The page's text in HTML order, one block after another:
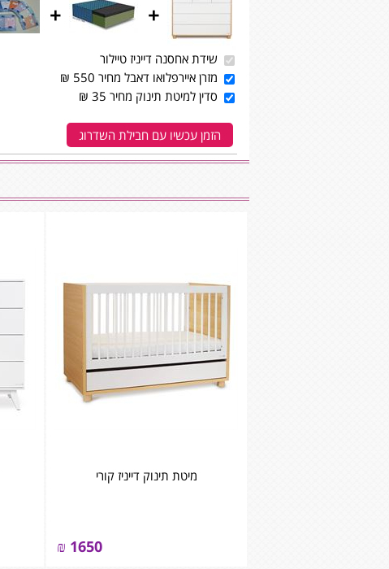
+
+
שידת אחסנה דייניז טיילור
מזרן איירפלואו דאבל מחיר 550 ₪
סדין למיטת תינוק מחיר 35 ₪
הזמן עכשיו עם חבילת השדרוג
מיטת תינוק דייניז קורי
1650
₪